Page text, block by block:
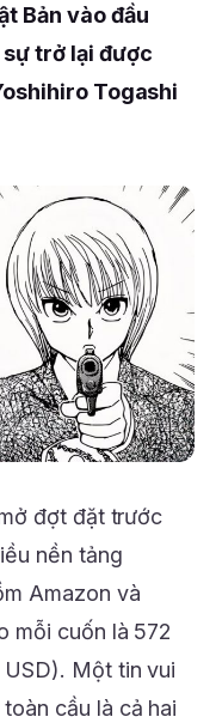
Bản vào đầu
trở lại được
Togashi
đợt đặt trước
nền tảng
Amazon và
mỗi cuốn là 572
Một tin vui
cầu là cả hai